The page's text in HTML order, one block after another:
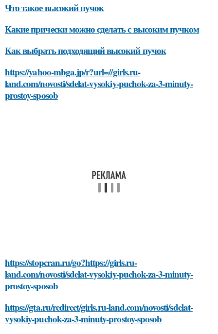
Что такое высокий пучок
Какие прически можно сделать с высоким пучком
Как выбрать подходящий высокий пучок
https://yahoo-mbga.jp/r?url=//girls.ru-
land.com/novosti/sdelat-vysokiy-puchok-za-3-minuty-
prostoy-sposob
https://stopcran.ru/go?https://girls.ru-
land.com/novosti/sdelat-vysokiy-puchok-za-3-minuty-
prostoy-sposob
https://gta.ru/redirect/girls.ru-land.com/novosti/sdelat-
vysokiy-puchok-za-3-minuty-prostoy-sposob